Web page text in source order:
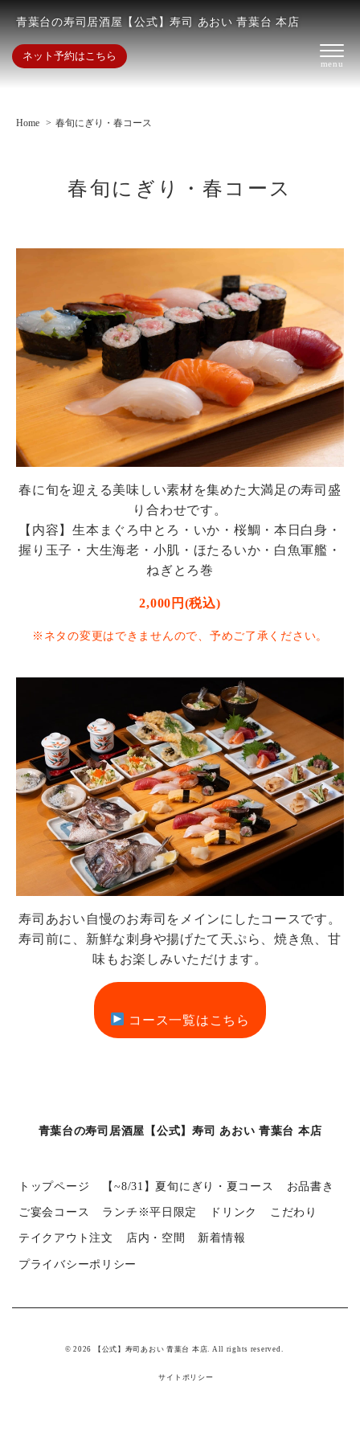
青葉台の寿司居酒屋【公式】寿司 あおい 青葉台 本店
ネット予約はこちら
Home 春旬にぎり・春コース
春旬にぎり・春コース
春に旬を迎える美味しい素材を集めた大満足の寿司盛
り合わせです。
【内容】生本まぐろ中とろ・いか・桜鯛・本日白身・
握り玉子・大生海老・小肌・ほたるいか・白魚軍艦・
ねぎとろ巻
2,000円(税込)
※ネタの変更はできませんので、予めご了承ください。
寿司あおい自慢のお寿司をメインにしたコースです。
寿司前に、新鮮な刺身や揚げたて天ぷら、焼き魚、甘
味もお楽しみいただけます。
コース一覧はこちら
青葉台の寿司居酒屋【公式】寿司 あおい 青葉台 本店
トップページ 【~8/31】夏旬にぎり・夏コース お品書き
ご宴会コース ランチ※平日限定 ドリンク こだわり
テイクアウト注文 店内・空間 新着情報
プライバシーポリシー
© 2026 【公式】寿司あおい 青葉台 本店. All rights reserved.
サイトポリシー